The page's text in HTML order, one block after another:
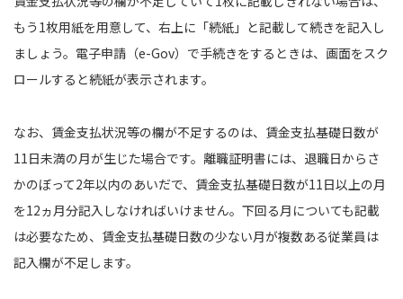
もう1枚用紙を用意して、右上に「続紙」と記載して続きを記入し
ましょう。電子申請（e-Gov）で手続きをするときは、画面をスク
ロールすると続紙が表示されます。
なお、賃金支払状況等の欄が不足するのは、賃金支払基礎日数が
11日未満の月が生じた場合です。離職証明書には、退職日からさ
かのぼって2年以内のあいだで、賃金支払基礎日数が11日以上の月
を12ヵ月分記入しなければいけません。下回る月についても記載
は必要なため、賃金支払基礎日数の少ない月が複数ある従業員は
記入欄が不足します。